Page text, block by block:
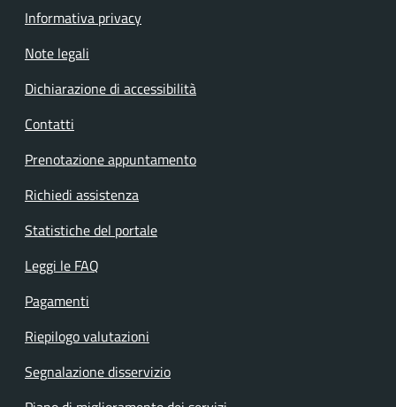
Informativa privacy
Note legali
Dichiarazione di accessibilità
Contatti
Prenotazione appuntamento
Richiedi assistenza
Statistiche del portale
Leggi le FAQ
Pagamenti
Riepilogo valutazioni
Segnalazione disservizio